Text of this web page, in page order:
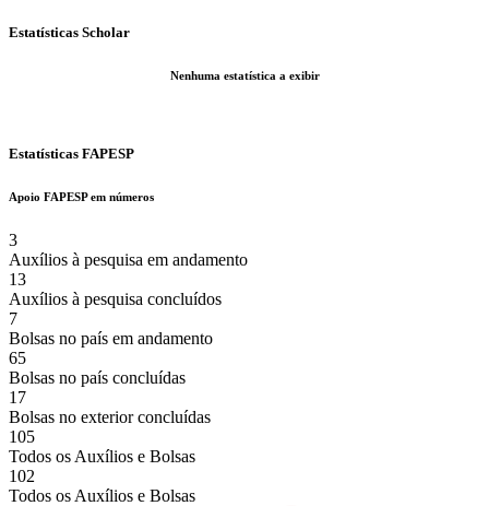
Estatísticas Scholar
Nenhuma estatística a exibir
Estatísticas FAPESP
Apoio FAPESP em números
3
Auxílios à pesquisa em andamento
13
Auxílios à pesquisa concluídos
7
Bolsas no país em andamento
65
Bolsas no país concluídas
17
Bolsas no exterior concluídas
105
Todos os Auxílios e Bolsas
102
Todos os Auxílios e Bolsas